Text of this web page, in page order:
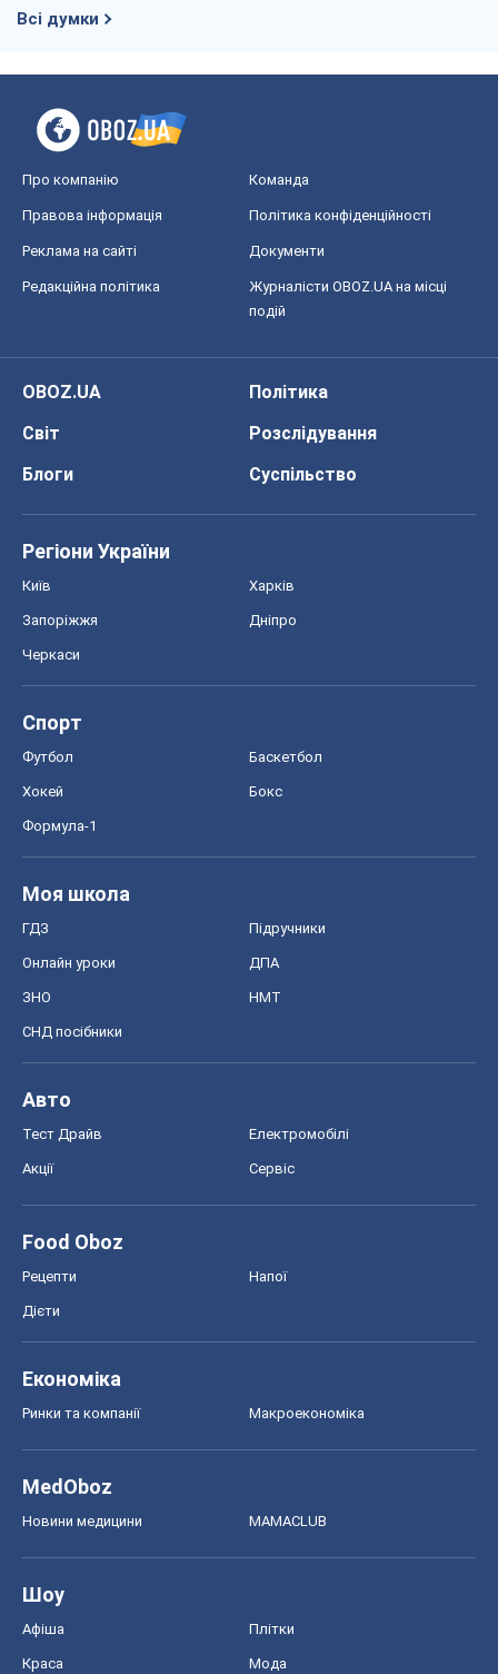
Всі думки
Про компанію Команда
Правова інформація Політика конфіденційності
Реклама на сайті Документи
Редакційна політика
Журналісти OBOZ.UA на місці
подій
OBOZ.UA
Політика
Світ
Розслідування
Блоги
Суспільство
Регіони України
Київ Харків
Запоріжжя Дніпро
Черкаси
Спорт
Футбол Баскетбол
Хокей Бокс
Формула-1
Моя школа
ГДЗ Підручники
Онлайн уроки ДПА
ЗНО НМТ
СНД посібники
Авто
Тест Драйв Електромобілі
Акції Сервіс
Food Oboz
Рецепти Напої
Дієти
Економіка
Ринки та компанії Макроекономіка
MedOboz
Новини медицини MAMACLUB
Шоу
Афіша Плітки
Краса Мода